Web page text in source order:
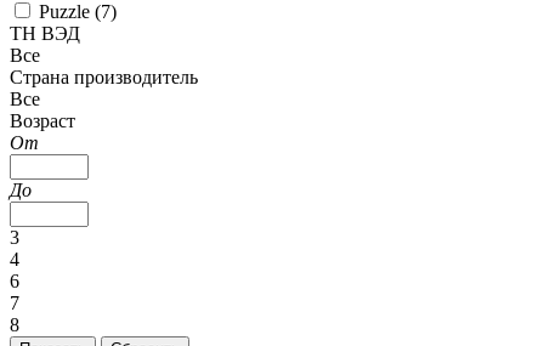
Puzzle (7)
ТН ВЭД
Все
Страна производитель
Все
Возраст
От
До
3
4
6
7
8